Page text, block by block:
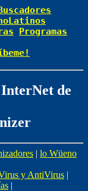
Programas
de
| lo Wüeno
y AntiVirus |
|